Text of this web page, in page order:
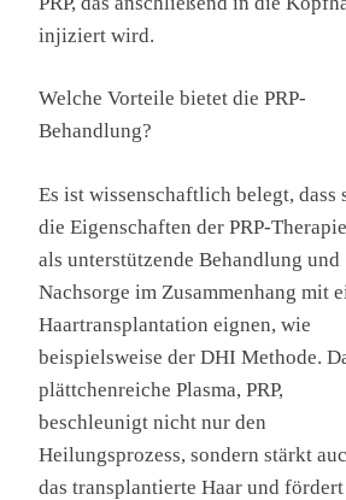
injiziert wird.
Welche Vorteile bietet die PRP-
Behandlung?
Es ist wissenschaftlich belegt, dass
die Eigenschaften der PRP-
als unterstützende Behandlung und
Nachsorge im Zusammenhang mit
Haartransplantation eignen, wie
beispielsweise der DHI Methode.
plättchenreiche Plasma, PRP,
beschleunigt nicht nur den
Heilungsprozess, sondern stärkt
das transplantierte Haar und fördert